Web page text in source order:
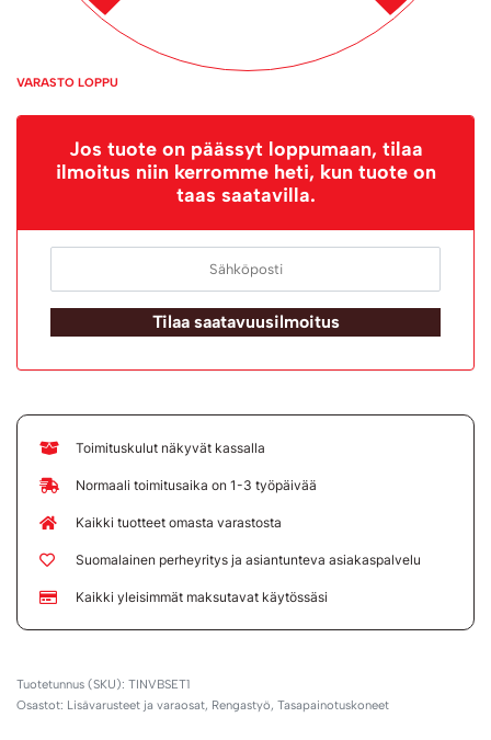
VARASTO LOPPU
Jos tuote on päässyt loppumaan, tilaa
ilmoitus niin kerromme heti, kun tuote on
taas saatavilla.
Tilaa saatavuusilmoitus
Toimituskulut näkyvät kassalla
Normaali toimitusaika on 1-3 työpäivää
Kaikki tuotteet omasta varastosta
Suomalainen perheyritys ja asiantunteva asiakaspalvelu
Kaikki yleisimmät maksutavat käytössäsi
TINVBSET1
Osastot: Lisävarusteet ja varaosat, Rengastyö, Tasapainotuskoneet